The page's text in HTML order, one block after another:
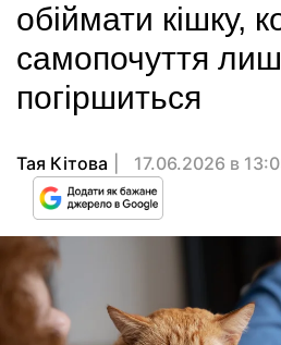
обіймати кішку,
самопочуття
погіршиться
Тая Кітова 17.06.2026 в